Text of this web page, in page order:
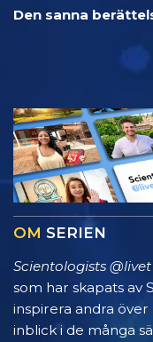
Den sanna
OM SERIEN
Scientologists @livet
som har skapats av
inspirera andra
inblick i de många